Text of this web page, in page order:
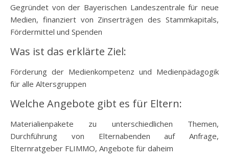
Gegründet von der Bayerischen Landeszentrale für neue
Medien, finanziert von Zinserträgen des Stammkapitals,
Fördermittel und Spenden
Was ist das erklärte Ziel:
Förderung der Medienkompetenz und Medienpädagogik
für alle Altersgruppen
Welche Angebote gibt es für Eltern:
Materialienpakete zu unterschiedlichen Themen,
Durchführung von Elternabenden auf Anfrage,
Elternratgeber FLIMMO, Angebote für daheim